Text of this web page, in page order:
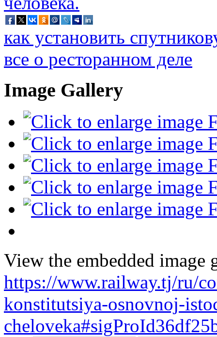
как установить
все о ресторанном деле
Image Gallery
View the embedded image
https://www.railway.tj/ru/
konstitutsiya-osnovnoj-